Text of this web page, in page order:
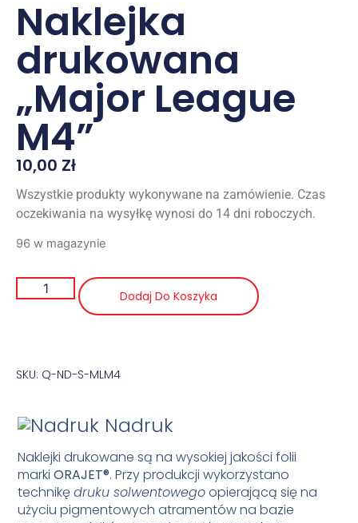
Naklejka
drukowana
„Major League
M4”
10,00 Zł
Wszystkie produkty wykonywane na zamówienie. Czas
oczekiwania na wysyłkę wynosi do 14 dni roboczych.
96 w magazynie
Dodaj Do Koszyka
SKU: Q-ND-S-MLM4
Nadruk
Naklejki drukowane są na wysokiej jakości folii
markiORAJET®. Przy produkcji wykorzystano
technikędruku solwentowegoopierającą się na
użyciu pigmentowych atramentów na bazie